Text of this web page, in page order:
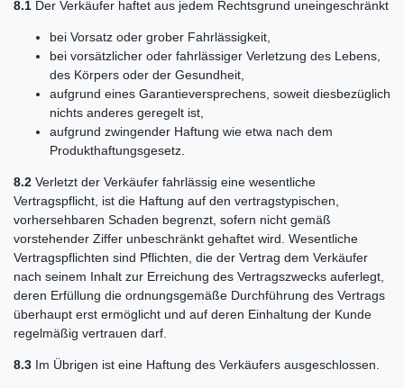
8.1 Der Verkäufer haftet aus jedem Rechtsgrund uneingeschränkt
bei Vorsatz oder grober Fahrlässigkeit,
bei vorsätzlicher oder fahrlässiger Verletzung des Lebens,
des Körpers oder der Gesundheit,
aufgrund eines Garantieversprechens, soweit diesbezüglich
nichts anderes geregelt ist,
aufgrund zwingender Haftung wie etwa nach dem
Produkthaftungsgesetz.
8.2 Verletzt der Verkäufer fahrlässig eine wesentliche
Vertragspflicht, ist die Haftung auf den vertragstypischen,
vorhersehbaren Schaden begrenzt, sofern nicht gemäß
vorstehender Ziffer unbeschränkt gehaftet wird. Wesentliche
Vertragspflichten sind Pflichten, die der Vertrag dem Verkäufer
nach seinem Inhalt zur Erreichung des Vertragszwecks auferlegt,
deren Erfüllung die ordnungsgemäße Durchführung des Vertrags
überhaupt erst ermöglicht und auf deren Einhaltung der Kunde
regelmäßig vertrauen darf.
8.3 Im Übrigen ist eine Haftung des Verkäufers ausgeschlossen.